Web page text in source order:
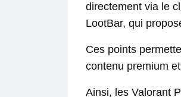
directement via le
LootBar, qui
Ces points
contenu premium
Ainsi, les Valorant